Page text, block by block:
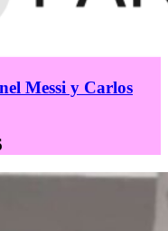
Messi y Carlos